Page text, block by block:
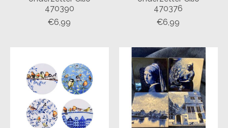
470390
€6,99
470376
€6,99